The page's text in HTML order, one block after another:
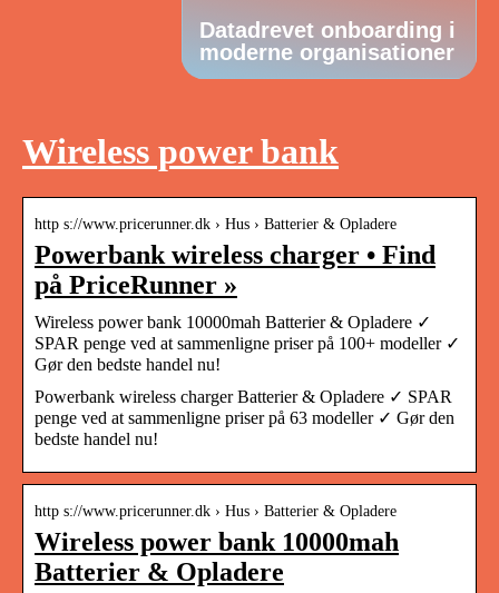
Datadrevet onboarding i
moderne organisationer
Wireless power bank
http s://www.pricerunner.dk › Hus › Batterier & Opladere
Powerbank wireless charger • Find
på PriceRunner »
Wireless power bank 10000mah Batterier & Opladere ✓
SPAR penge ved at sammenligne priser på 100+ modeller ✓
Gør den bedste handel nu!
Powerbank wireless charger Batterier & Opladere ✓ SPAR
penge ved at sammenligne priser på 63 modeller ✓ Gør den
bedste handel nu!
http s://www.pricerunner.dk › Hus › Batterier & Opladere
Wireless power bank 10000mah
Batterier & Opladere